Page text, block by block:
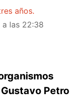
años.
las 22:38
Petro